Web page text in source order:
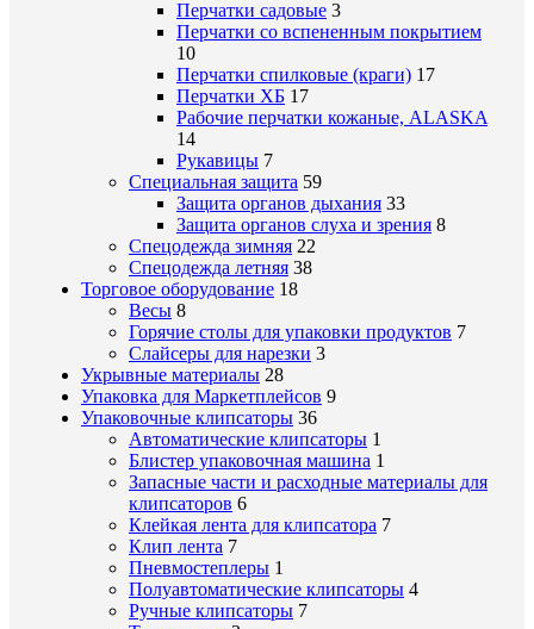
Перчатки садовые 3
Перчатки со вспененным покрытием
10
Перчатки спилковые (краги) 17
Перчатки ХБ 17
Рабочие перчатки кожаные, ALASKA
14
Рукавицы 7
Специальная защита 59
Защита органов дыхания 33
Защита органов слуха и зрения 8
Спецодежда зимняя 22
Спецодежда летняя 38
Торговое оборудование 18
Весы 8
Горячие столы для упаковки продуктов 7
Слайсеры для нарезки 3
Укрывные материалы 28
Упаковка для Маркетплейсов 9
Упаковочные клипсаторы 36
Автоматические клипсаторы 1
Блистер упаковочная машина 1
Запасные части и расходные материалы для
клипсаторов 6
Клейкая лента для клипсатора 7
Клип лента 7
Пневмостеплеры 1
Полуавтоматические клипсаторы 4
Ручные клипсаторы 7